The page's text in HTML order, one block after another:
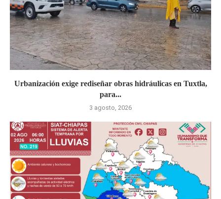
Urbanización exige rediseñar obras hidráulicas en Tuxtla,
para...
3 agosto, 2026